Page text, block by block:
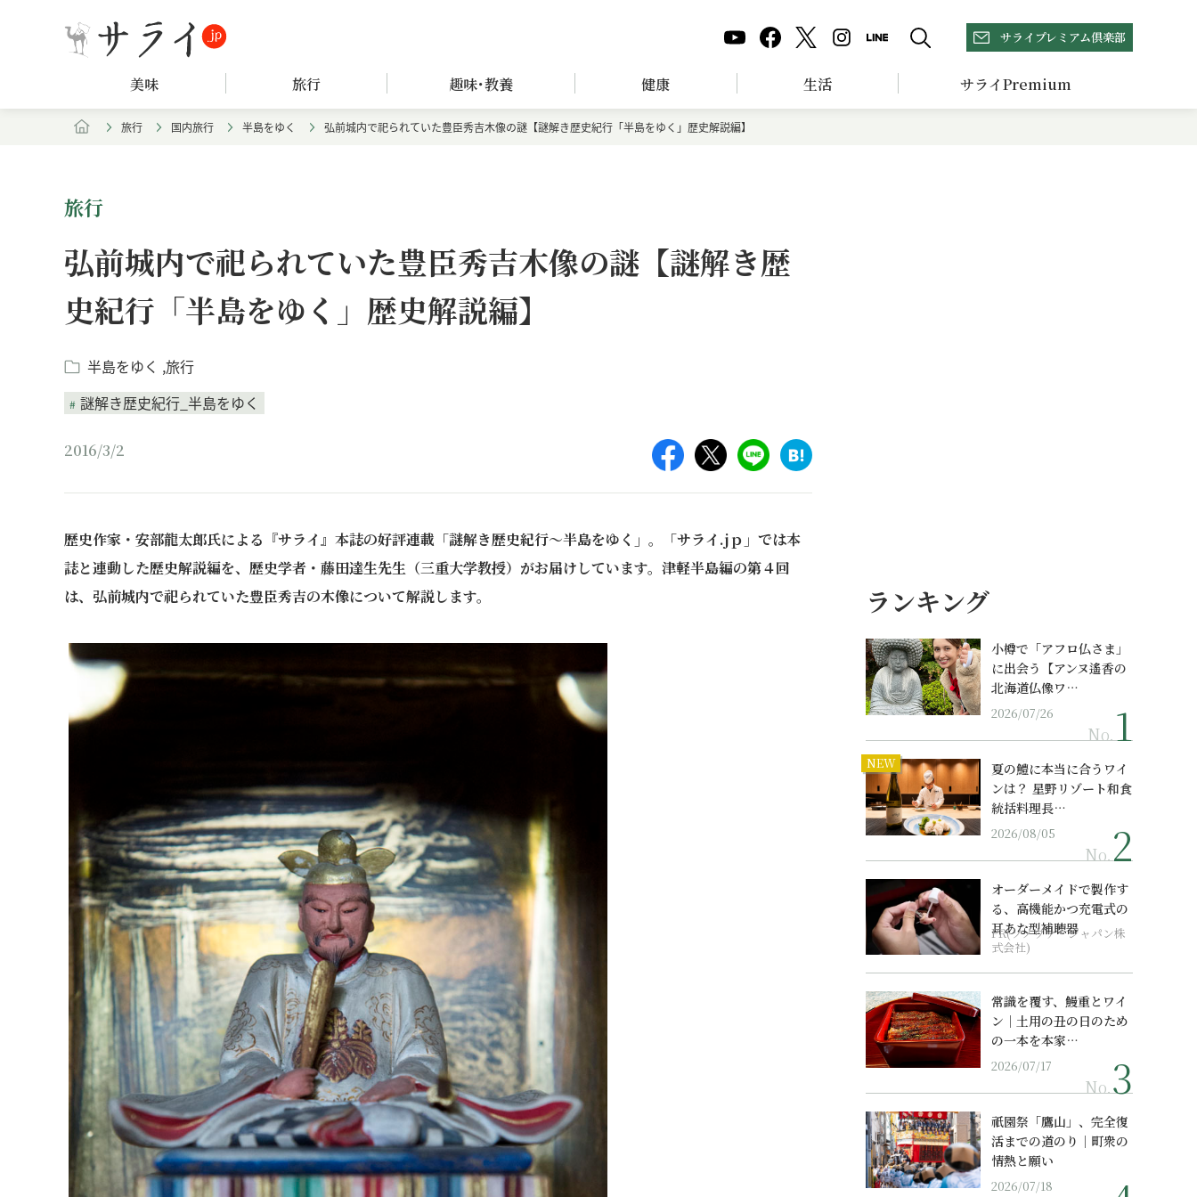
サライプレミアム倶楽部
美味 旅行 趣味･教養 健康 生活 サライPremium
旅行 国内旅行 半島をゆく 弘前城内で祀られていた豊臣秀吉木像の謎【謎解き歴史紀行「半島をゆく」歴史解説編】
旅行
弘前城内で祀られていた豊臣秀吉木像の謎【謎解き歴
史紀行「半島をゆく」歴史解説編】
半島をゆく 旅行
謎解き歴史紀行_半島をゆく
2016/3/2
歴史作家・安部龍太郎氏による『サライ』本誌の好評連載「謎解き歴史紀行～半島をゆく」。「サライ.jｐ」では本
誌と連動した歴史解説編を、歴史学者・藤田達生先生（三重大学教授）がお届けしています。津軽半島編の第４回
は、弘前城内で祀られていた豊臣秀吉の木像について解説します。
ランキング
小樽で「アフロ仏さま」
に出会う【アンヌ遙香の
北海道仏像ワ…
2026/07/26
No.
NEW
夏の鱧に本当に合うワイ
ンは？ 星野リゾート和食
統括料理長…
2026/08/05
No.
オーダーメイドで製作す
る、高機能かつ充電式の
耳あな型補聴器
PR(ソノヴァ・ジャパン株
式会社)
常識を覆す、鰻重とワイ
ン｜土用の丑の日のため
の一本を本家…
2026/07/17
No.
祇園祭「鷹山」、完全復
活までの道のり｜町衆の
情熱と願い
2026/07/18